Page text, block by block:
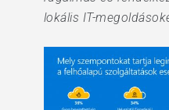
lokális IT-